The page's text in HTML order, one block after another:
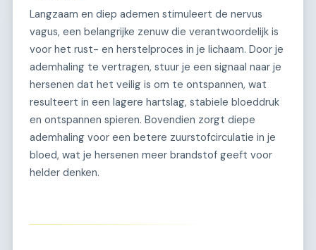
Langzaam en diep ademen stimuleert de nervus
vagus, een belangrijke zenuw die verantwoordelijk is
voor het rust- en herstelproces in je lichaam. Door je
ademhaling te vertragen, stuur je een signaal naar je
hersenen dat het veilig is om te ontspannen, wat
resulteert in een lagere hartslag, stabiele bloeddruk
en ontspannen spieren. Bovendien zorgt diepe
ademhaling voor een betere zuurstofcirculatie in je
bloed, wat je hersenen meer brandstof geeft voor
helder denken.